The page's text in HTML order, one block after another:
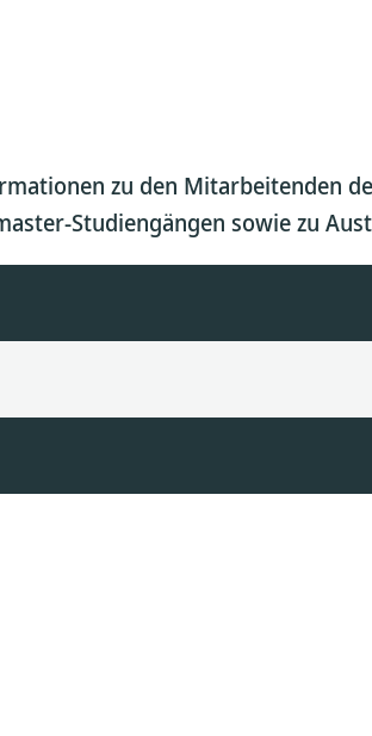
zu den Mitarbeitenden
Studiengängen sowie zu